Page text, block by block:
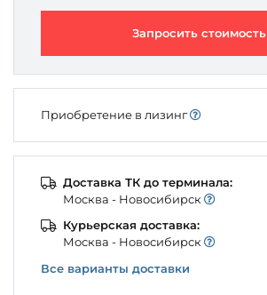
Запросить стоимость
Приобретение в лизинг
Доставка ТК до терминала:
Моcква - Новосибирск
Курьерская доставка:
Моcква - Новосибирск
Все варианты доставки